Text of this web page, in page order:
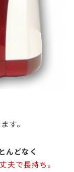
す。
んどなく
丈夫で長持ち。